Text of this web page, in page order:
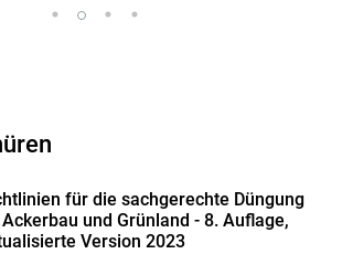
für die sachgerechte Düngung
und Grünland - 8. Auflage,
Version 2023